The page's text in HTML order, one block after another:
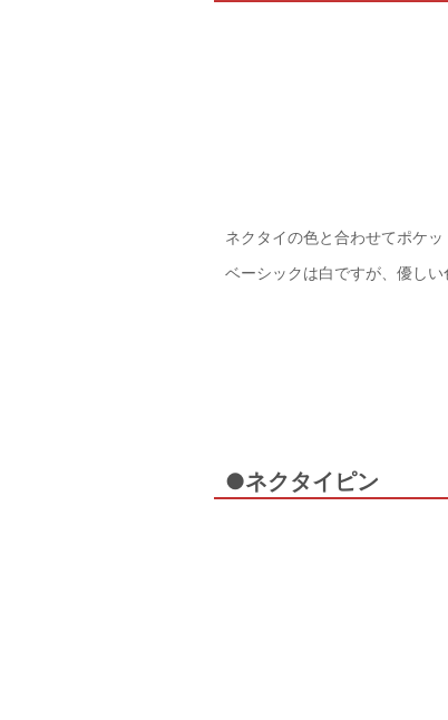
ネクタイの色と合わせてポケ
ベーシックは白ですが、優し
●ネクタイピン